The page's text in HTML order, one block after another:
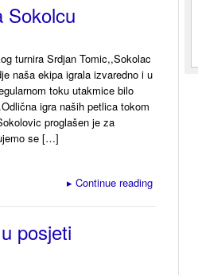
Sokolcu
turnira Srdjan Tomic,,Sokolac
naša ekipa igrala izvaredno i u
toku utakmice bilo
igra naših petlica tokom
proglašen je za
se […]
▸ Continue reading
posjeti